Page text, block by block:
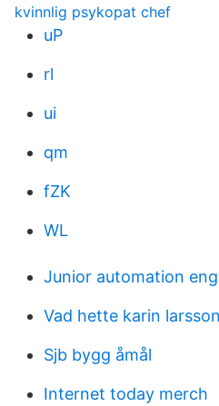
kvinnlig psykopat chef
uP
rl
ui
qm
fZK
WL
Junior automation
Vad hette karin
Sjb bygg åmål
Internet today merch